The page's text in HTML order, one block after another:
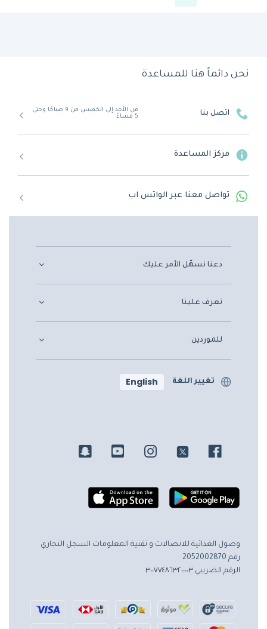
نحن دائماً هنا للمساعدة
اتصل بنا
من الأحد إلى الخميس من 9 صباحًا وحتى
5 مساءً
مركز المساعدة
تواصل معنا عبر الواتس اب
دعنا نسهّل الأمر عليك
تعرف علينا
للموردين
تغيير اللغة English
وصول الغذائية للاتصالات و تقنية المعلومات السجل التجاري
رقم 2052002870
الرقم الضريبي ٣٠٠٧٧٤٨٦٣٢٠٠٠٠٣